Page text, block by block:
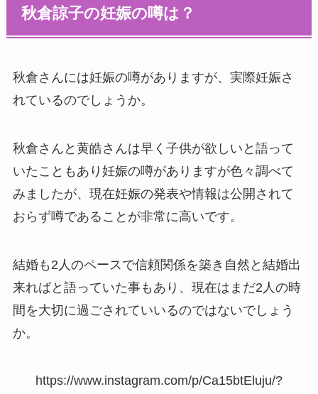
秋倉諒子の妊娠の噂は？
秋倉さんには妊娠の噂がありますが、実際妊娠さ
れているのでしょうか。
秋倉さんと黄皓さんは早く子供が欲しいと語って
いたこともあり妊娠の噂がありますが色々調べて
みましたが、現在妊娠の発表や情報は公開されて
おらず噂であることが非常に高いです。
結婚も2人のペースで信頼関係を築き自然と結婚出
来ればと語っていた事もあり、現在はまだ2人の時
間を大切に過ごされていいるのではないでしょう
か。
https://www.instagram.com/p/Ca15btEluju/?